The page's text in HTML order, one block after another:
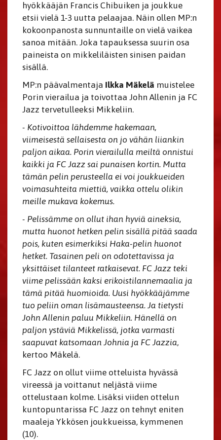
hyökkääjän Francis Chibuiken ja joukkue
etsii vielä 1-3 uutta pelaajaa. Näin ollen MP:n
kokoonpanosta sunnuntaille on vielä vaikea
sanoa mitään. Joka tapauksessa suurin osa
paineista on mikkeliläisten sinisen paidan
sisällä.
MP:n päävalmentaja Ilkka Mäkelä muistelee
Porin vierailua ja toivottaa John Allenin ja FC
Jazz tervetulleeksi Mikkeliin.
- Kotivoittoa lähdemme hakemaan,
viimeisestä sellaisesta on jo vähän liiankin
paljon aikaa. Porin vierailulla meiltä onnistui
kaikki ja FC Jazz sai punaisen kortin. Mutta
tämän pelin perusteella ei voi joukkueiden
voimasuhteita miettiä, vaikka ottelu olikin
meille mukava kokemus.
- Pelissämme on ollut ihan hyviä aineksia,
mutta huonot hetken pelin sisällä pitää saada
pois, kuten esimerkiksi Haka-pelin huonot
hetket. Tasainen peli on odotettavissa ja
yksittäiset tilanteet ratkaisevat. FC Jazz teki
viime pelissään kaksi erikoistilannemaalia ja
tämä pitää huomioida. Uusi hyökkääjämme
tuo peliin oman lisämausteensa. Ja tietysti
John Allenin paluu Mikkeliin. Hänellä on
paljon ystäviä Mikkelissä, jotka varmasti
saapuvat katsomaan Johnia ja FC Jazzia,
kertoo Mäkelä.
FC Jazz on ollut viime otteluista hyvässä
vireessä ja voittanut neljästä viime
ottelustaan kolme. Lisäksi viiden ottelun
kuntopuntarissa FC Jazz on tehnyt eniten
maaleja Ykkösen joukkueissa, kymmenen
(10).